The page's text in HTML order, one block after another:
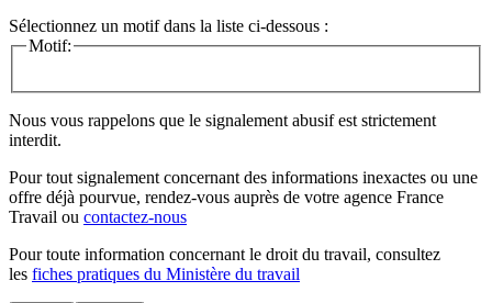
Sélectionnez un motif dans la liste ci-dessous :
Motif:
Nous vous rappelons que le signalement abusif est strictement
interdit.
Pour tout signalement concernant des informations inexactes ou une
offre déjà pourvue, rendez-vous auprès de votre agence France
Travail ou contactez-nous
Pour toute information concernant le droit du travail, consultez
les fiches pratiques du Ministère du travail